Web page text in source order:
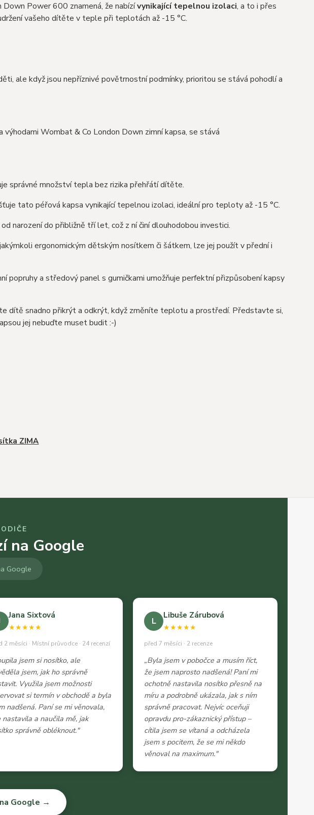
Power 600 znamená, že nabízívynikající tepelnou izolaci, a to i přes
vašeho dítěte v teple při teplotách až -15 °C.
ale když jsou nepříznivé povětrnostní podmínky, prioritou se stává pohodlí a
Wombat & Co London Down zimní kapsa, se stává
správné množství tepla bez rizika přehřátí dítěte.
tato péřová kapsa vynikající tepelnou izolaci, ideální pro teploty až -15 °C.
narození do přibližně tří let, což z ní činí dlouhodobou investici.
ergonomickým dětským nosítkem či šátkem, lze jej použít v přední i
popruhy a středový panel s gumičkami umožňuje perfektní přizpůsobení kapsy
dítě snadno přikrýt a odkrýt, když změníte teplotu a prostředí. Představte si,
jej nebuďte muset budit :-)
ZIMA
na Google
Google
Jana Sixtová
★★★★★
2 měsíci · Místní průvodce · 24 recenzí
jsem si nosítko, ale
jsem, jak ho správně
Využila jsem možnosti
si termín v obchodě a byla
nadšená. Paní se mi věnovala,
nastavila a naučila mě, jak
správně obléknout."
L
Libuše Zárubová
★★★★★
před 7 měsíci · 2 recenze
„Byla jsem v pobočce a musím říct,
že jsem naprosto nadšená! Paní mi
ochotně nastavila nosítko přesně na
míru a podrobně ukázala, jak s ním
správně pracovat. Nejvíc oceňuji
opravdu pro-zákaznický přístup –
cítila jsem se vítaná a odcházela
jsem s pocitem, že se mi někdo
věnoval na maximum."
Google →